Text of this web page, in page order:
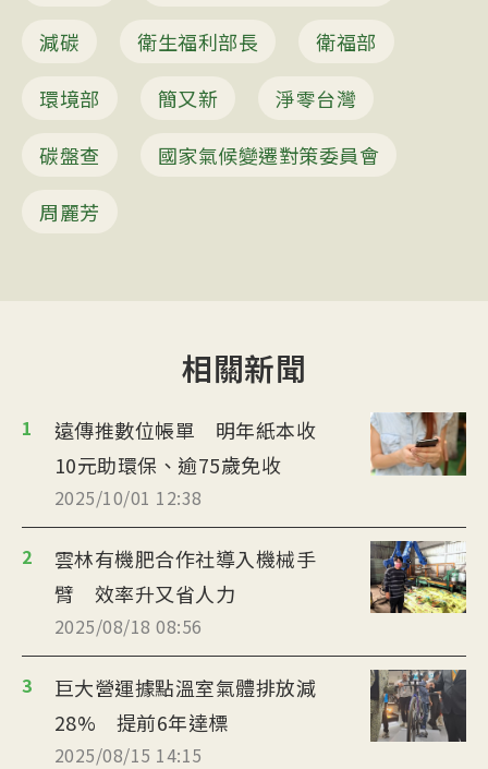
減碳
衛生福利部長
衛福部
環境部
簡又新
淨零台灣
碳盤查
國家氣候變遷對策委員會
周麗芳
相關新聞
1
遠傳推數位帳單 明年紙本收
10元助環保、逾75歲免收
2025/10/01 12:38
2
雲林有機肥合作社導入機械手
臂 效率升又省人力
2025/08/18 08:56
3
巨大營運據點溫室氣體排放減
28% 提前6年達標
2025/08/15 14:15